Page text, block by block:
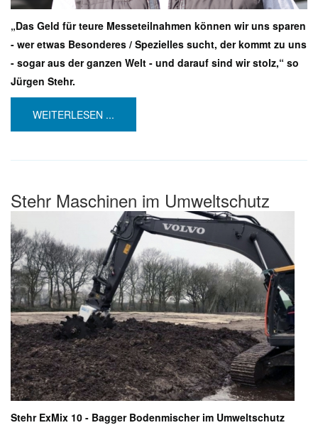
„Das Geld für teure Messeteilnahmen können wir uns sparen
- wer etwas Besonderes / Spezielles sucht, der kommt zu uns
- sogar aus der ganzen Welt - und darauf sind wir stolz,“ so
Jürgen Stehr.
WEITERLESEN ...
Stehr Maschinen im Umweltschutz
Stehr ExMix 10 - Bagger Bodenmischer im Umweltschutz